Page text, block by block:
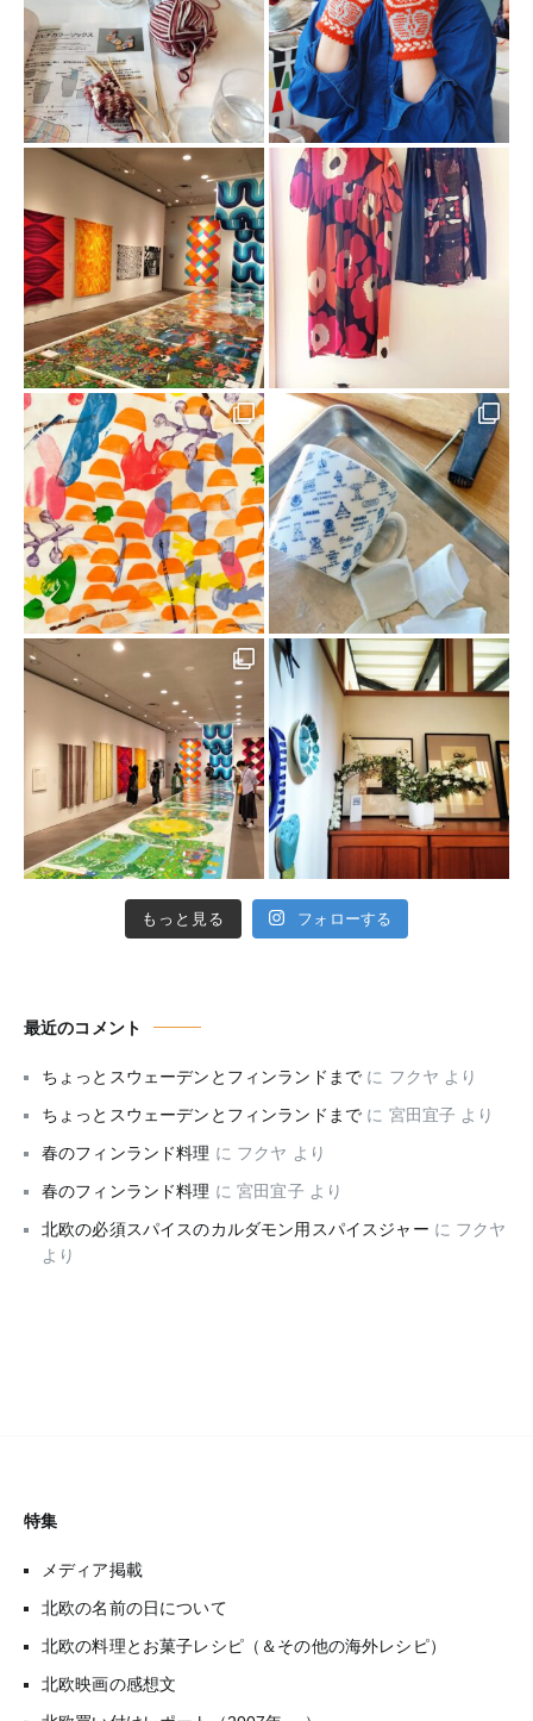
もっと見る フォローする
最近のコメント
ちょっとスウェーデンとフィンランドまで に フクヤ より
ちょっとスウェーデンとフィンランドまで に 宮田宜子 より
春のフィンランド料理 に フクヤ より
春のフィンランド料理 に宮田宜子 より
北欧の必須スパイスのカルダモン用スパイスジャー に フクヤ
より
特集
メディア掲載
北欧の名前の日について
北欧の料理とお菓子レシピ（＆その他の海外レシピ）
北欧映画の感想文